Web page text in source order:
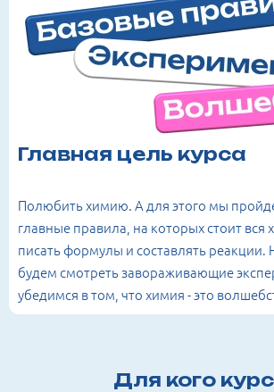
Главная цель курса
Полюбить химию. А для этого мы
главные правила, на которых стоит вся
писать формулы и составлять реакции.
будем смотреть завораживающие
убедимся в том, что химия - это
Для кого